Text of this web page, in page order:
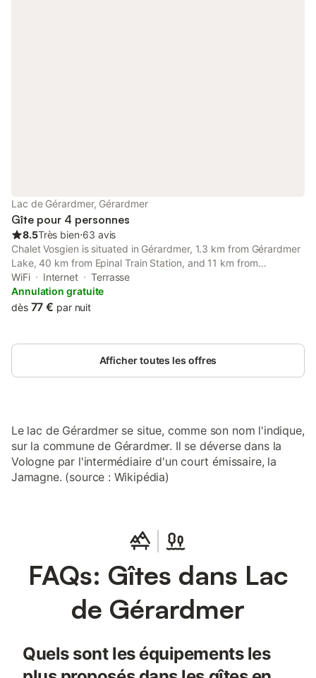
Lac de Gérardmer, Gérardmer
Gîte pour 4 personnes
8.5Très bien⋅63 avis
Chalet Vosgien is situated in Gérardmer, 1.3 km from Gérardmer
Lake, 40 km from Epinal Train Station, and 11 km from
Longemer Lake. Both free WiFi and parking on-site are
accessible at the apartment free of charge.
WiFi Internet
Terrasse
Annulation gratuite
dès 77 € par nuit
Afficher toutes les offres
Le lac de Gérardmer se situe, comme son nom l'indique,
sur la commune de Gérardmer. Il se déverse dans la
Vologne par l'intermédiaire d'un court émissaire, la
Jamagne. (source : Wikipédia)
FAQs: Gîtes dans Lac
de Gérardmer
Quels sont les équipements les